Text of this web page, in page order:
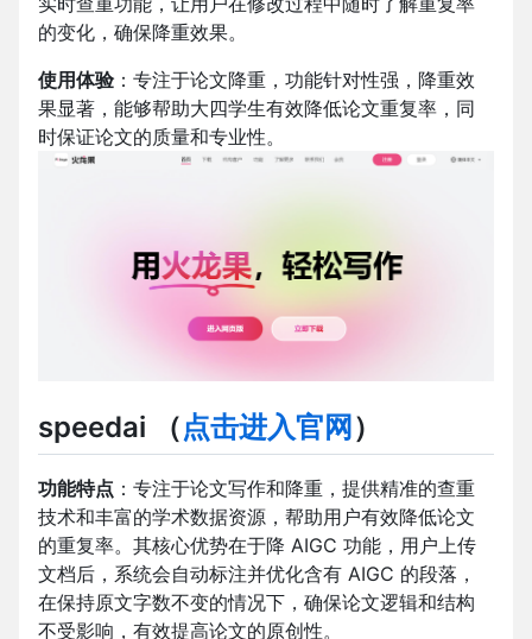
的变化，确保降重效果。
使用体验：专注于论文降重，功能针对性强，降重效
果显著，能够帮助大四学生有效降低论文重复率，同
时保证论文的质量和专业性。
speedai （点击进入官网 ）
功能特点 ：专注于论文写作和降重，提供精准的查重
技术和丰富的学术数据资源，帮助用户有效降低论文
的重复率。其核心优势在于降 AIGC 功能，用户上传
文档后，系统会自动标注并优化含有 AIGC 的段落，
在保持原文字数不变的情况下，确保论文逻辑和结构
不受影响，有效提高论文的原创性。